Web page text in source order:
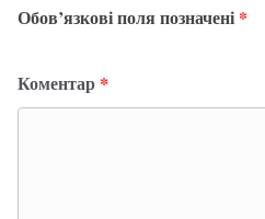
Обов’язкові поля позначені *
Коментар *